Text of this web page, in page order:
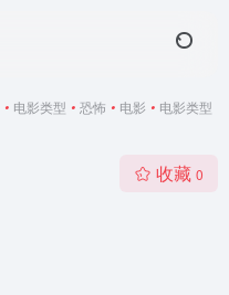
• 电影类型 • 恐怖 • 电影 • 电影类型
收藏 0